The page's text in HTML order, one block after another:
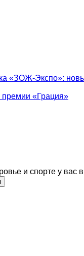
«ЗОЖ-Экспо»:
«Грация»
и спорте у вас